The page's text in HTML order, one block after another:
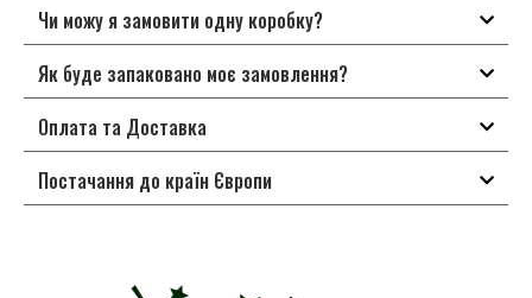
Чи можу я замовити одну коробку?
Як буде запаковано моє замовлення?
Оплата та Доставка
Постачання до країн Європи